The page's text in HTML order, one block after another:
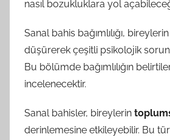
nasıl bozukluklara yol
Sanal bahis bağımlılığı,
düşürerek çeşitli psikolojik
Bu bölümde bağımlılığın
incelenecektir.
Sanal bahisler, bireylerin
derinlemesine etkileyebilir. Bu tür